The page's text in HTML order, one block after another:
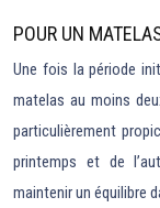
POUR UN
Une fois la période
matelas au moins
particulièrement
printemps et de
maintenir un équilibre